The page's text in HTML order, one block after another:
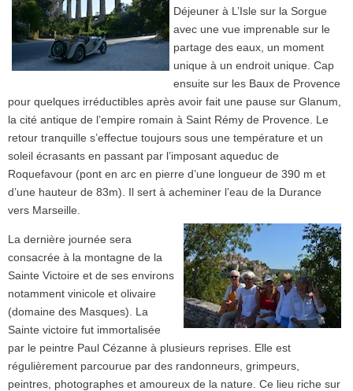
Déjeuner à L’Isle sur la Sorgue
avec une vue imprenable sur le
partage des eaux, un moment
unique à un endroit unique. Cap
ensuite sur les Baux de Provence
pour quelques irréductibles après avoir fait une pause sur Glanum,
la cité antique de l’empire romain à Saint Rémy de Provence. Le
retour tranquille s’effectue toujours sous une température et un
soleil écrasants en passant par l’imposant aqueduc de
Roquefavour (pont en arc en pierre d’une longueur de 390 m et
d’une hauteur de 83m). Il sert à acheminer l’eau de la Durance
vers Marseille.
La dernière journée sera
consacrée à la montagne de la
Sainte Victoire et de ses environs
notamment vinicole et olivaire
(domaine des Masques). La
Sainte victoire fut immortalisée
par le peintre Paul Cézanne à plusieurs reprises. Elle est
régulièrement parcourue par des randonneurs, grimpeurs,
peintres, photographes et amoureux de la nature. Ce lieu riche sur